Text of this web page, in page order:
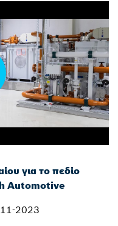
για το πεδίο
Automotive
11-2023